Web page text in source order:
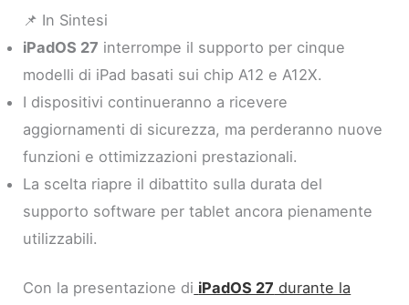
📌 In Sintesi
iPadOS 27 interrompe il supporto per cinque
modelli di iPad basati sui chip A12 e A12X.
I dispositivi continueranno a ricevere
aggiornamenti di sicurezza, ma perderanno nuove
funzioni e ottimizzazioni prestazionali.
La scelta riapre il dibattito sulla durata del
supporto software per tablet ancora pienamente
utilizzabili.
Con la presentazione di iPadOS 27 durante la